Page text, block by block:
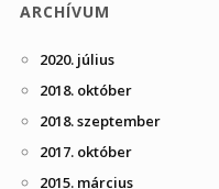
ARCHÍVUM
2020. július
2018. október
2018. szeptember
2017. október
2015. március